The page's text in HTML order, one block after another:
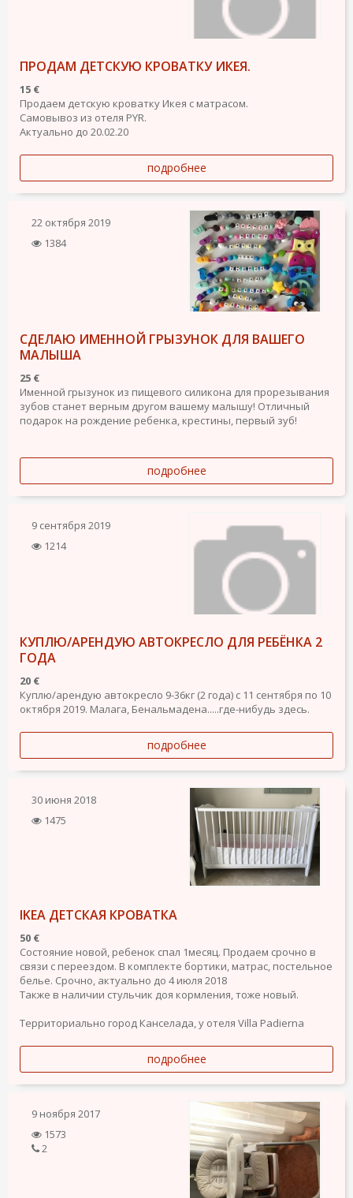
ПРОДАМ ДЕТСКУЮ КРОВАТКУ ИКЕЯ.
15 €
Продаем детскую кроватку Икея с матрасом.
Самовывоз из отеля PYR.
Актуально до 20.02.20
подробнее
22 октября 2019
1384
СДЕЛАЮ ИМЕННОЙ ГРЫЗУНОК ДЛЯ ВАШЕГО
МАЛЫША
25 €
Именной грызунок из пищевого силикона для прорезывания
зубов станет верным другом вашему малышу! Отличный
подарок на рождение ребенка, крестины, первый зуб!
подробнее
9 сентября 2019
1214
КУПЛЮ/АРЕНДУЮ АВТОКРЕСЛО ДЛЯ РЕБЁНКА 2
ГОДА
20 €
Куплю/арендую автокресло 9-36кг (2 года) с 11 сентября по 10
октября 2019. Малага, Бенальмадена.....где-нибудь здесь.
подробнее
30 июня 2018
1475
IKEA ДЕТСКАЯ КРОВАТКА
50 €
Состояние новой, ребенок спал 1месяц. Продаем срочно в
связи с переездом. В комплекте бортики, матрас, постельное
белье. Срочно, актуально до 4 июля 2018
Также в наличии стульчик доя кормления, тоже новый.
Территориально город Канселада, у отеля Villa Padierna
подробнее
9 ноября 2017
1573
2